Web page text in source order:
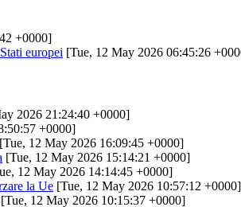
+0000]
europei [Tue, 12 May 2026 06:45:26
2026 21:24:40 +0000]
+0000]
[Tue, 12 May 2026 16:09:45 +0000]
[Tue, 12 May 2026 15:14:21 +0000]
12 May 2026 14:14:45 +0000]
la Ue [Tue, 12 May 2026 10:57:12 +0000]
[Tue, 12 May 2026 10:15:37 +0000]